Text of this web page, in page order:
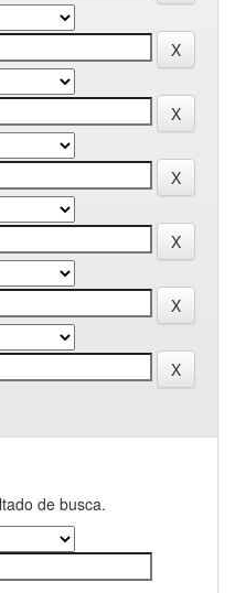
de busca.